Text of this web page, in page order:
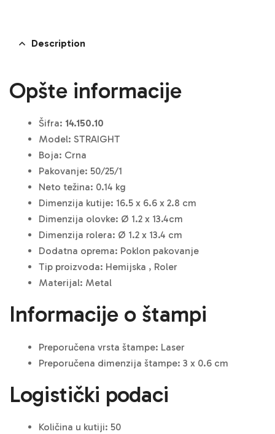
Description
Opšte informacije
Šifra: 14.150.10
Model: STRAIGHT
Boja: Crna
Pakovanje: 50/25/1
Neto težina: 0.14 kg
Dimenzija kutije: 16.5 x 6.6 x 2.8 cm
Dimenzija olovke: Ø 1.2 x 13.4cm
Dimenzija rolera: Ø 1.2 x 13.4 cm
Dodatna oprema: Poklon pakovanje
Tip proizvoda: Hemijska , Roler
Materijal: Metal
Informacije o štampi
Preporučena vrsta štampe: Laser
Preporučena dimenzija štampe: 3 x 0.6 cm
Logistički podaci
Količina u kutiji: 50